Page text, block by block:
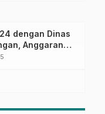
dengan Dinas
Anggaran
Jadi